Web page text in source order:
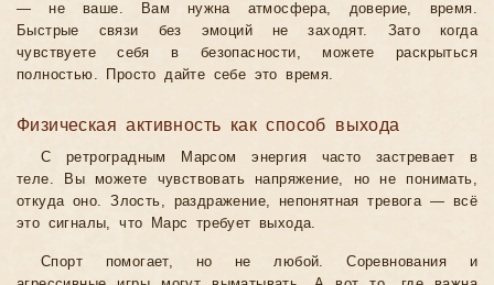
— не ваше. Вам нужна атмосфера, доверие, время.
Быстрые связи без эмоций не заходят. Зато когда
чувствуете себя в безопасности, можете раскрыться
полностью. Просто дайте себе это время.
Физическая активность как способ выхода
С ретроградным Марсом энергия часто застревает в
теле. Вы можете чувствовать напряжение, но не понимать,
откуда оно. Злость, раздражение, непонятная тревога — всё
это сигналы, что Марс требует выхода.
Спорт помогает, но не любой. Соревнования и